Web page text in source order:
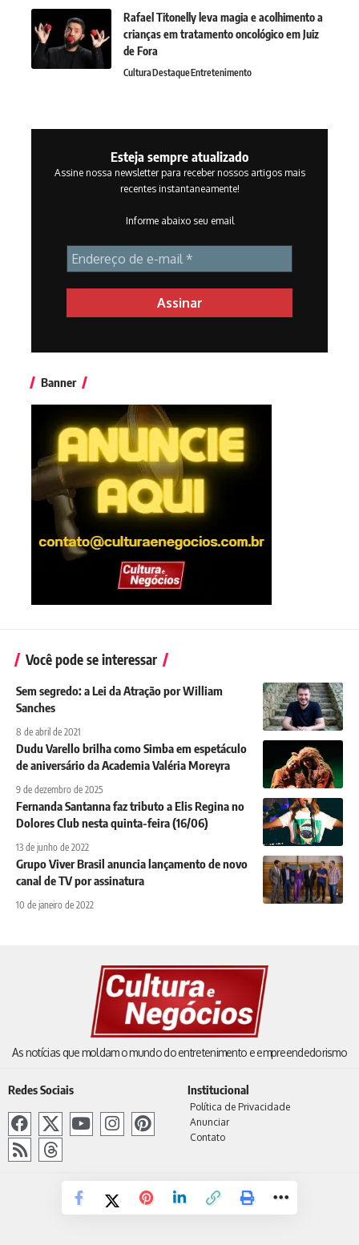
Rafael Titonelly leva magia e acolhimento a
crianças em tratamento oncológico em Juiz
de Fora
CulturaDestaqueEntretenimento
Esteja sempre atualizado
Assine nossa newsletter para receber nossos artigos mais
recentes instantaneamente!
Informe abaixo seu email
Banner
Você pode se interessar
Sem segredo: a Lei da Atração por William
Sanches
8 de abril de 2021
Dudu Varello brilha como Simba em espetáculo
de aniversário da Academia Valéria Moreyra
9 de dezembro de 2025
Fernanda Santanna faz tributo a Elis Regina no
Dolores Club nesta quinta-feira (16/06)
13 de junho de 2022
Grupo Viver Brasil anuncia lançamento de novo
canal de TV por assinatura
10 de janeiro de 2022
As notícias que moldam o mundo do entretenimento e empreendedorismo
Redes Sociais Institucional
Política de Privacidade
Anunciar
Contato